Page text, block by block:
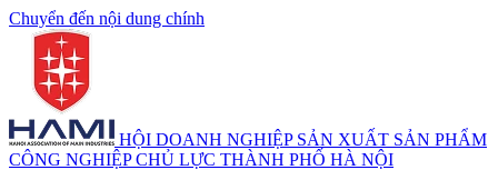
Chuyển đến nội dung chính
HỘI DOANH NGHIỆP SẢN XUẤT SẢN PHẨM
CÔNG NGHIỆP CHỦ LỰC THÀNH PHỐ HÀ NỘI